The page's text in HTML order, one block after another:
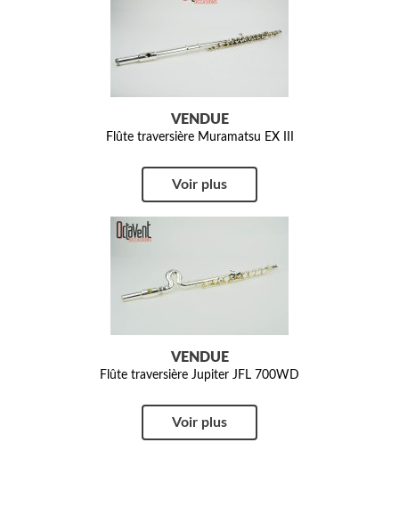
VENDUE
Flûte traversière Muramatsu EX III
Voir plus
VENDUE
Flûte traversière Jupiter JFL 700WD
Voir plus